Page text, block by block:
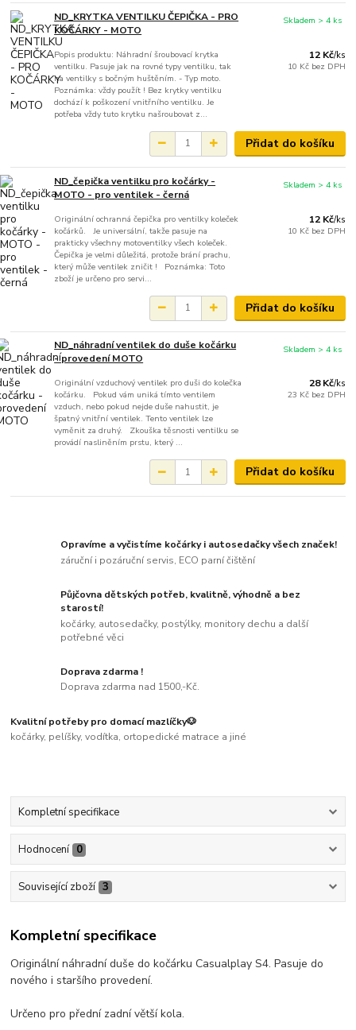
ND_KRYTKA VENTILKU ČEPIČKA - PRO
KOČÁRKY - MOTO
Popis produktu: Náhradní šroubovací krytka
ventilku. Pasuje jak na rovné typy ventilku, tak
na ventilky s bočným huštěním. - Typ moto.
Poznámka: vždy použít ! Bez krytky ventilku
dochází k poškození vnitřního ventilku. Je
potřeba vždy tuto krytku našroubovat z...
12 Kč/ks
10 Kč bez DPH
Skladem > 4 ks
Přidat do košíku
ND_čepička ventilku pro kočárky -
MOTO - pro ventilek - černá
Originální ochranná čepička pro ventilky koleček
kočárků. Je universální, takže pasuje na
prakticky všechny motoventilky všech koleček.
Čepička je velmi důležitá, protože brání prachu,
který může ventilek zničit ! Poznámka: Toto
zboží je určeno pro servi...
12 Kč/ks
10 Kč bez DPH
Skladem > 4 ks
Přidat do košíku
ND_náhradní ventilek do duše kočárku
- provedení MOTO
Originální vzduchový ventilek pro duši do kolečka
kočárku. Pokud vám uniká tímto ventilem
vzduch, nebo pokud nejde duše nahustit, je
špatný vnitřní ventilek. Tento ventilek lze
vyměnit za druhý. Zkouška těsnosti ventilku se
provádí nasliněním prstu, který ...
28 Kč/ks
23 Kč bez DPH
Skladem > 4 ks
Přidat do košíku
Opravíme a vyčistíme kočárky i autosedačky všech značek!
záruční i pozáruční servis, ECO parní čištění
Půjčovna dětských potřeb, kvalitně, výhodně a bez
starostí!
kočárky, autosedačky, postýlky, monitory dechu a další
potřebné věci
Doprava zdarma !
Doprava zdarma nad 1500,-Kč.
Kvalitní potřeby pro domací mazlíčky🐶
kočárky, pelíšky, vodítka, ortopedické matrace a jiné
Kompletní specifikace
Hodnocení 0
Související zboží 3
Kompletní specifikace
Originální náhradní duše do kočárku Casualplay S4. Pasuje do
nového i staršího provedení.
Určeno pro přední zadní větší kola.